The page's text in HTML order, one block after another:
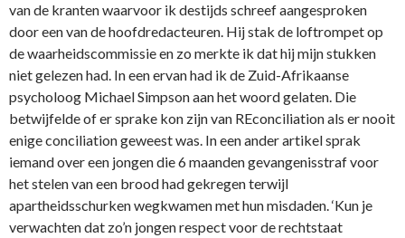
van de kranten waarvoor ik destijds schreef aangesproken
door een van de hoofdredacteuren. Hij stak de loftrompet op
de waarheidscommissie en zo merkte ik dat hij mijn stukken
niet gelezen had. In een ervan had ik de Zuid-Afrikaanse
psycholoog Michael Simpson aan het woord gelaten. Die
betwijfelde of er sprake kon zijn van REconciliation als er nooit
enige conciliation geweest was. In een ander artikel sprak
iemand over een jongen die 6 maanden gevangenisstraf voor
het stelen van een brood had gekregen terwijl
apartheidsschurken wegkwamen met hun misdaden. ‘Kun je
verwachten dat zo’n jongen respect voor de rechtstaat